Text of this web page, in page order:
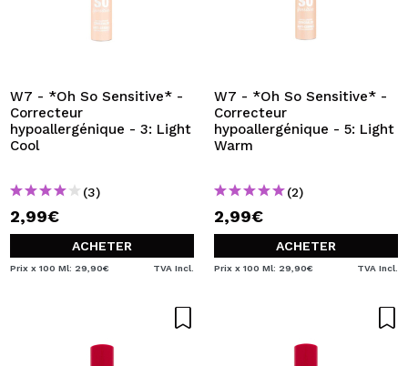
W7 - *Oh So Sensitive* -
Correcteur
hypoallergénique - 3: Light
Cool
(3)
2,99€
ACHETER
Prix x 100 Ml: 29,90€ TVA Incl.
W7 - *Oh So Sensitive* -
Correcteur
hypoallergénique - 5: Light
Warm
(2)
2,99€
ACHETER
Prix x 100 Ml: 29,90€ TVA Incl.